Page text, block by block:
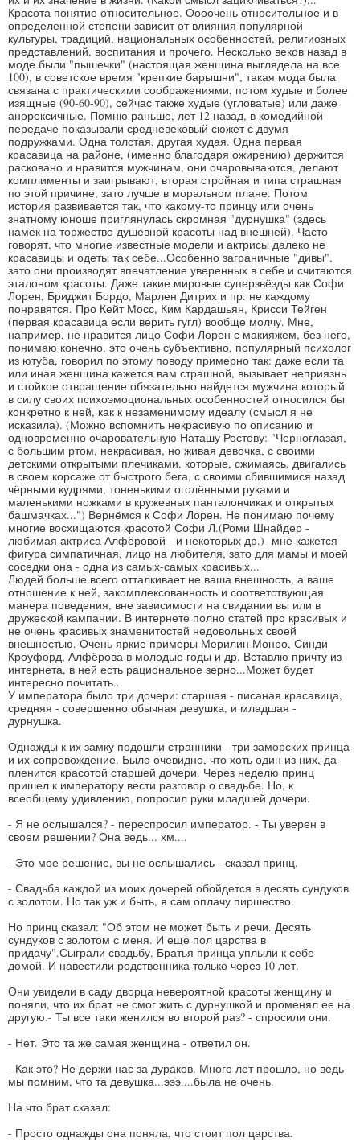
Красота понятие относительное. Оооочень относительное и в
определенной степени зависит от влияния популярной
культуры, традиций, национальных особенностей, религиозных
представлений, воспитания и прочего. Несколько веков назад в
моде были "пышечки" (настоящая женщина выглядела на все
100), в советское время "крепкие барышни", такая мода была
связана с практическими соображениями, потом худые и более
изящные (90-60-90), сейчас также худые​ (угловатые) или даже
анорексичные.​ Помню раньше, лет 12 назад, в комедийной
передаче показывали средневековый сюжет с двумя
подружками. Одна толстая, другая худая. Одна первая
красавица на районе, (именно благодаря ожирению) держится
расковано и нравится мужчинам, они очаровываются, делают
комплименты и заигрывают, вторая стройная и типа страшная
по этой причине, зато лучше в моральном плане.​ Потом
история развивается так, что какому-то принцу или очень
знатному юноше приглянулась скромная "дурнушка" (здесь
намёк на торжество душевной красоты над внешней). Часто
говорят, что многие известные модели и актрисы далеко не
красавицы и одеты так себе...Особенно заграничные "дивы",
зато они производят впечатление уверенных в себе и считаются
эталоном красоты. Даже такие мировые суперзвёзды как Софи
Лорен, Бриджит Бордо, Марлен Дитрих и пр. не каждому
понравятся. Про Кейт Мосс, Ким Кардашьян, Крисси Тейген
(первая красавица если верить гугл) вообще молчу. Мне,
например, не нравится лицо Софи Лорен с макияжем, без него,
понимаю конечно, это очень субъективно, популярный психолог
из ютуба, говорил по этому поводу примерно так: даже если та
или иная женщина кажется вам страшной, вызывает неприязнь
и стойкое отвращение обязательно найдется мужчина который
в силу своих психоэмоциональных особенностей относился бы
конкретно к ней, как к незаменимому идеалу (смысл я не
исказила). (Можно вспомнить некрасивую по описанию и
одновременно очаровательную Наташу Ростову: "Черноглазая,
с большим ртом, некрасивая, но живая девочка, с своими
детскими открытыми плечиками, которые, сжимаясь, двигались
в своем корсаже от быстрого бега, с своими сбившимися назад
чёрными кудрями, тоненькими оголёнными руками и
маленькими ножками в кружевных панталончиках и открытых
башмачках...") Вернёмся к Софи Лорен. Не понимаю почему
многие восхищаются красотой Софи Л.(Роми Шнайдер -
любимая актриса Алфёровой - и некоторых др.)-​ мне кажется
фигура симпатичная, лицо на любителя, зато для мамы и моей
соседки она - одна из самых-самых красивых...
Людей больше всего отталкивает не ваша внешность, а ваше
отношение к ней, закомплексованность и соответствующая
манера поведения, вне зависимости на свидании вы или в
дружеской кампании. В интернете полно статей про красивых и
не очень красивых знаменитостей недовольных своей
внешностью. Очень яркие примеры Мерилин Монро, Синди
Кроуфорд, Алфёрова в молодые годы и др. Вставлю причту из
интернета, в ней есть рациональное зерно...Может будет
интересно почитать...
У императора было три дочери: старшая - писаная красавица,
средняя - совершенно обычная девушка, и младшая -
дурнушка.
Однажды к их замку подошли странники - три заморских принца
и их сопровождение. Было очевидно, что хоть один из них, да
пленится красотой старшей дочери. Через неделю принц
пришел к императору вести разговор о свадьбе. Но, к
всеобщему удивлению, попросил руки младшей дочери.
- Я не ослышался? - переспросил император. - Ты уверен в
своем решении? Она ведь... хм....
- Это мое решение, вы не ослышались - сказал принц.
- Свадьба каждой из моих дочерей обойдется в десять сундуков
с золотом. Но так уж и быть, я сам оплачу пиршество.
Но принц сказал: "Об этом не может быть и речи. Десять
сундуков с золотом с меня. И еще пол царства в
придачу".Сыграли свадьбу. Братья принца уплыли к себе
домой. И навестили родственника только через 10 лет.
Они увидели в саду дворца невероятной красоты женщину и
поняли, что их брат не смог жить с дурнушкой и променял ее на
другую.- Ты все таки женился во второй раз? - спросили они.
- Нет. Это та же самая женщина - ответил он.
- Как это? Не держи нас за дураков. Много лет прошло, но ведь
мы помним, что та девушка...эээ....была не очень.
На что брат сказал:
- Просто однажды она поняла, что стоит пол царства.